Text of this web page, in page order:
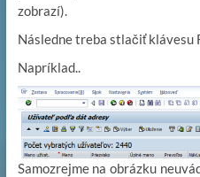
zobrazí).
Následne treba stlačiť klávesu
Napríklad..
Samozrejme na obrázku